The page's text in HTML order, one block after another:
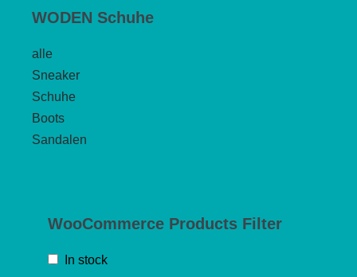
WODEN Schuhe
alle
Sneaker
Schuhe
Boots
Sandalen
WooCommerce Products Filter
In stock